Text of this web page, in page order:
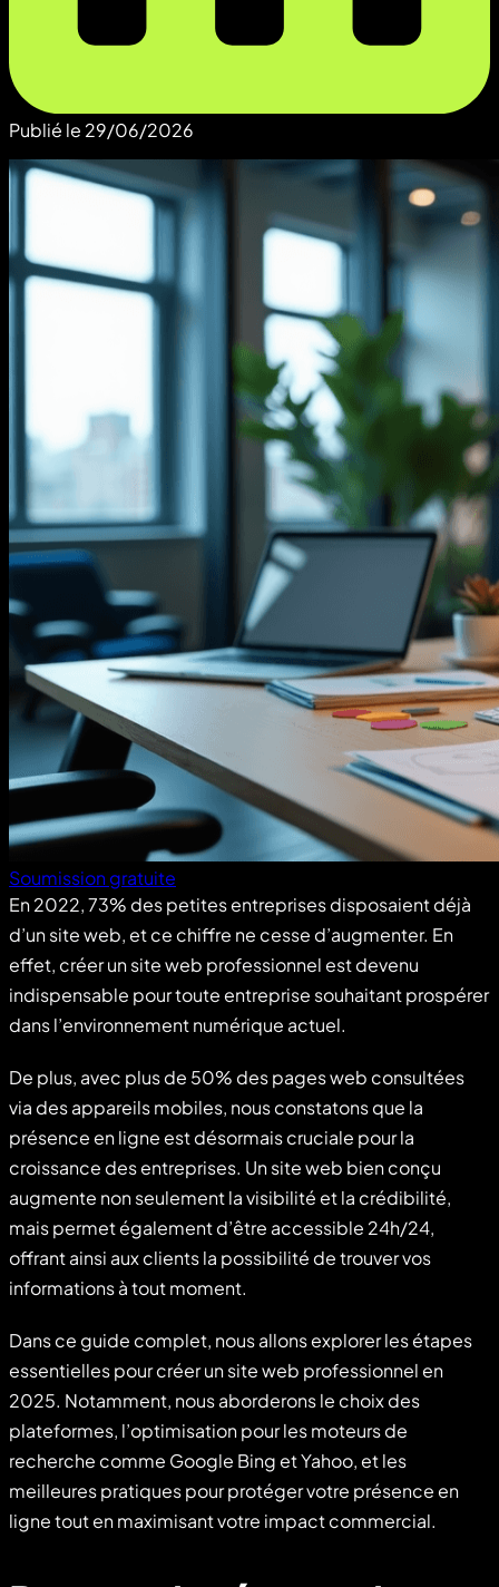
Publié le 29/06/2026
Soumission gratuite
En 2022, 73% des petites entreprises disposaient déjà
d’un site web, et ce chiffre ne cesse d’augmenter. En
effet, créer un site web professionnel est devenu
indispensable pour toute entreprise souhaitant prospérer
dans l’environnement numérique actuel.
De plus, avec plus de 50% des pages web consultées
via des appareils mobiles, nous constatons que la
présence en ligne est désormais cruciale pour la
croissance des entreprises. Un site web bien conçu
augmente non seulement la visibilité et la crédibilité,
mais permet également d’être accessible 24h/24,
offrant ainsi aux clients la possibilité de trouver vos
informations à tout moment.
Dans ce guide complet, nous allons explorer les étapes
essentielles pour créer un site web professionnel en
2025. Notamment, nous aborderons le choix des
plateformes, l’optimisation pour les moteurs de
recherche comme Google Bing et Yahoo, et les
meilleures pratiques pour protéger votre présence en
ligne tout en maximisant votre impact commercial.